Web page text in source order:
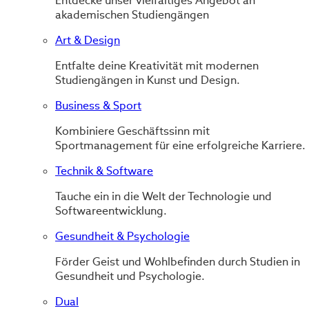
akademischen Studiengängen
Art & Design
Entfalte deine Kreativität mit modernen
Studiengängen in Kunst und Design.
Business & Sport
Kombiniere Geschäftssinn mit
Sportmanagement für eine erfolgreiche Karriere.
Technik & Software
Tauche ein in die Welt der Technologie und
Softwareentwicklung.
Gesundheit & Psychologie
Förder Geist und Wohlbefinden durch Studien in
Gesundheit und Psychologie.
Dual